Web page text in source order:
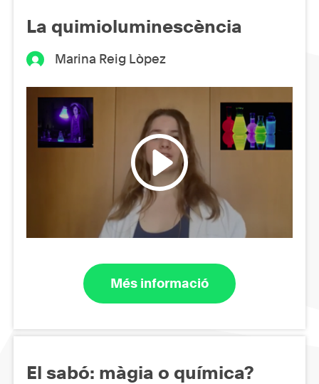
La quimioluminescència
Marina Reig Lòpez
Més informació
El sabó: màgia o química?